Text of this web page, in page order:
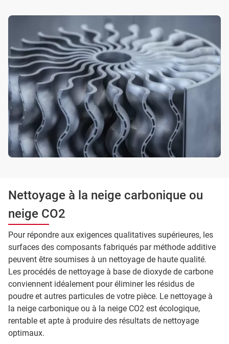
Nettoyage à la neige carbonique ou
neige CO2
Pour répondre aux exigences qualitatives supérieures, les
surfaces des composants fabriqués par méthode additive
peuvent être soumises à un nettoyage de haute qualité.
Les procédés de nettoyage à base de dioxyde de carbone
conviennent idéalement pour éliminer les résidus de
poudre et autres particules de votre pièce. Le nettoyage à
la neige carbonique ou à la neige CO2 est écologique,
rentable et apte à produire des résultats de nettoyage
optimaux.